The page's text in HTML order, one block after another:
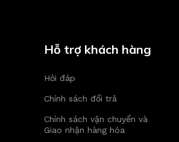
Hỗ trợ khách hàng
Hỏi đáp
Chính sách đổi trả
Chính sách vận chuyển và
Giao nhận hàng hóa